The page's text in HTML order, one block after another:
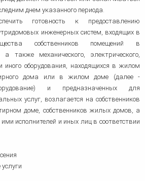
днем указанного периода.
готовность к предоставлению
инженерных систем, входящих в
собственников помещений в
также механического, электрического,
иного оборудования, находящихся в жилом
дома или в жилом доме (далее -
и предназначенных для
услуг, возлагается на собственников
доме, собственников жилых домов, а
исполнителей и иных лиц в соответствии